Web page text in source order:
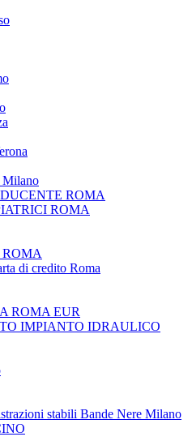
Milano
ROMA
ROMA
di credito Roma
ROMA EUR
IMPIANTO IDRAULICO
stabili Bande Nere Milano